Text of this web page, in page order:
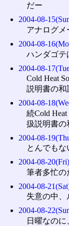
だー
2004-08-
アナログ
2004-08-
ハンダゴテ
2004-08-
Cold Heat
説明書の和
2004-08-
続Cold Heat
扱説明書の
2004-08-
とんでもな
2004-08-20(Fri)
筆者多忙の
2004-08-
失意の中、
2004-08-
日曜なの